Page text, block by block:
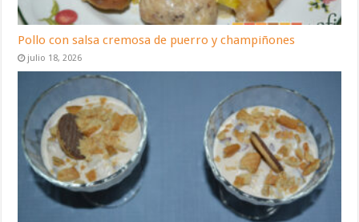
Pollo con salsa cremosa de puerro y champiñones
julio 18, 2026